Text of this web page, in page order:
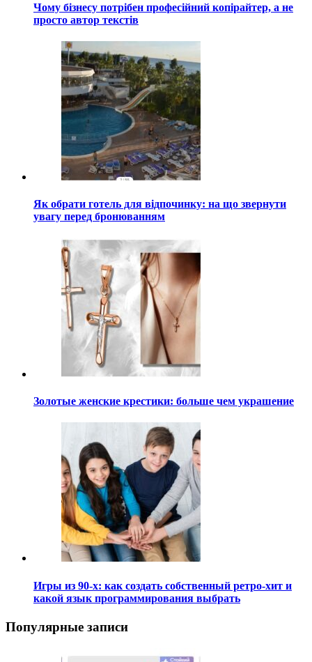
Чому бізнесу потрібен професійний копірайтер, а не
просто автор текстів
Як обрати готель для відпочинку: на що звернути
увагу перед бронюванням
Золотые женские крестики: больше чем украшение
Игры из 90-х: как создать собственный ретро-хит и
какой язык программирования выбрать
Популярные записи